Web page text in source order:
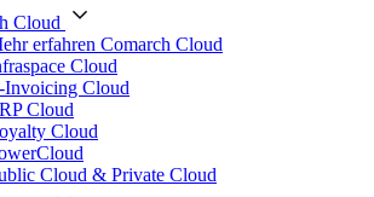
Cloud
erfahren Comarch Cloud
Cloud
Invoicing Cloud
Cloud
Cloud
Cloud & Private Cloud